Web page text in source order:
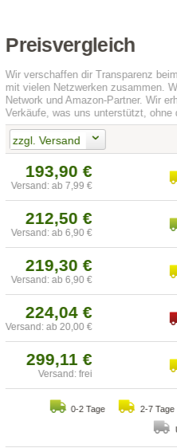
Preisvergleich
Wir verschaffen dir Transparenz
mit vielen Netzwerken zusammen.
Network und Amazon-Partner. Wir
Verkäufe, was uns unterstützt,
zzgl. Versand
193,90 €
Versand: ab 7,99 €
212,50 €
Versand: ab 6,90 €
219,30 €
Versand: ab 6,90 €
224,04 €
Versand: ab 20,00 €
299,11 €
Versand: frei
0-2 Tage 2-7 Tage